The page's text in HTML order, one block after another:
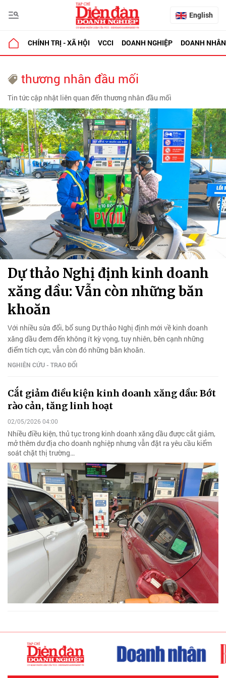
English
CHÍNH TRỊ - XÃ HỘI VCCI DOANH NGHIỆP DOANH NHÂN
thương nhân đầu mối
Tin tức cập nhật liên quan đến thương nhân đầu mối
Dự thảo Nghị định kinh doanh
xăng dầu: Vẫn còn những băn
khoăn
Với nhiều sửa đổi, bổ sung Dự thảo Nghị định mới về kinh doanh
xăng dầu đem đến không ít kỳ vọng, tuy nhiên, bên cạnh những
điểm tích cực, vẫn còn đó những băn khoăn.
NGHIÊN CỨU - TRAO ĐỔI
Cắt giảm điều kiện kinh doanh xăng dầu: Bớt
rào cản, tăng linh hoạt
02/05/2026 04:00
Nhiều điều kiện, thủ tục trong kinh doanh xăng dầu được cắt giảm,
mở thêm dư địa cho doanh nghiệp nhưng vẫn đặt ra yêu cầu kiểm
soát chặt thị trường…